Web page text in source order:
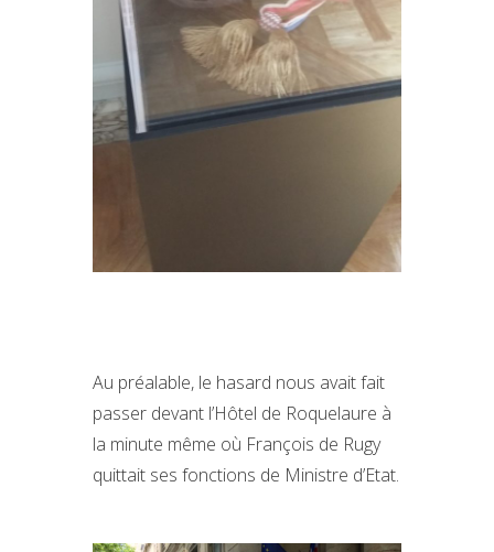
Au préalable, le hasard nous avait fait
passer devant l’Hôtel de Roquelaure à
la minute même où François de Rugy
quittait ses fonctions de Ministre d’Etat.